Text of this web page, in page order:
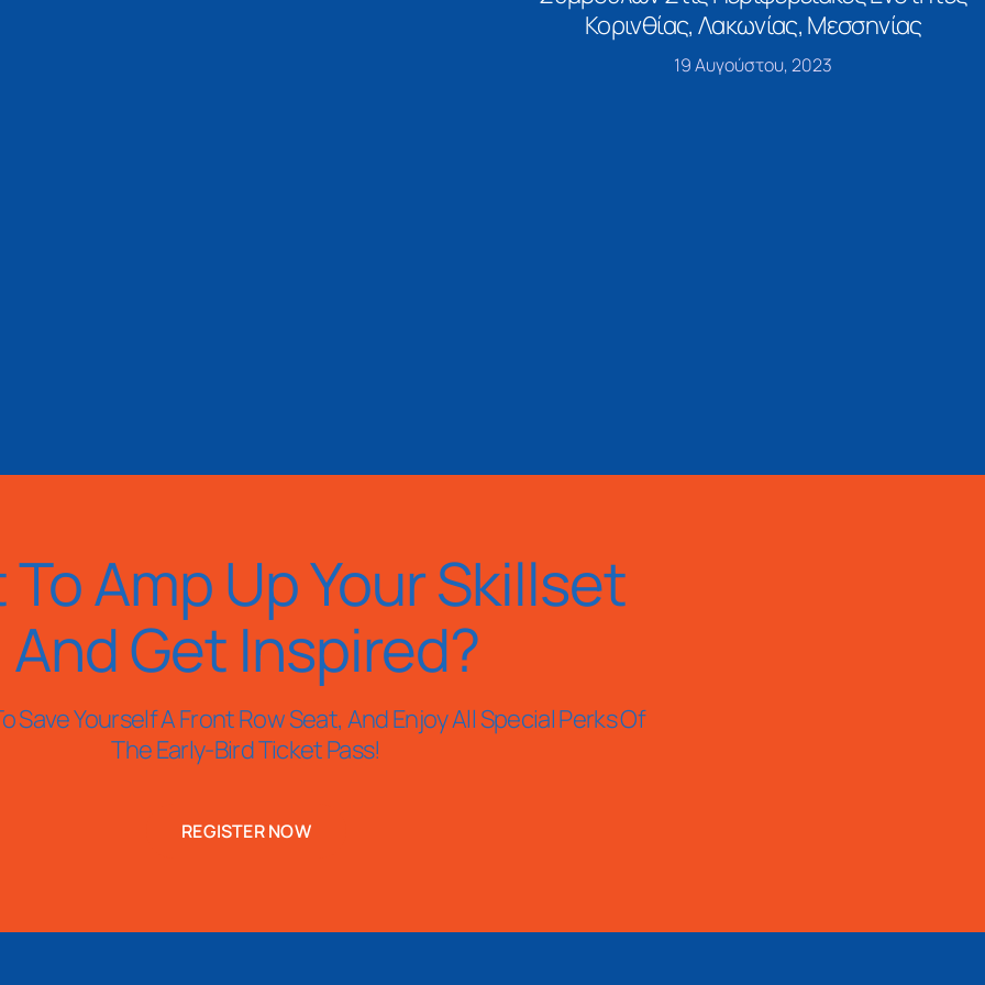
Κορινθίας, Λακωνίας, Μεσσηνίας
19 Αυγούστου, 2023
Amp Up Your Skillset
And Get Inspired?
Save Yourself A Front Row Seat, And Enjoy All Special Perks Of
The Early-Bird Ticket Pass!
REGISTER NOW